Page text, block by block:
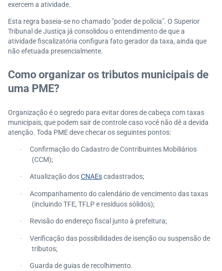
exercem a atividade.
Esta regra baseia-se no chamado "poder de polícia". O Superior
Tribunal de Justiça já consolidou o entendimento de que a
atividade fiscalizatória configura fato gerador da taxa, ainda que
não efetuada presencialmente.
Como organizar os tributos municipais de
uma PME?
Organização é o segredo para evitar dores de cabeça com taxas
municipais, que podem sair de controle caso você não dê a devida
atenção. Toda PME deve checar os seguintes pontos:
·
Confirmação do Cadastro de Contribuintes Mobiliários
(CCM);
· Atualização dosCNAEscadastrados;
·
Acompanhamento do calendário de vencimento das taxas
(incluindo TFE, TFLP e resíduos sólidos);
· Revisão do endereço fiscal junto à prefeitura;
·
Verificação das possibilidades de isenção ou suspensão de
tributos;
· Guarda de guias de recolhimento.